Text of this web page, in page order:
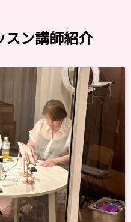
スン講師紹介